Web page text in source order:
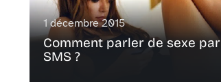
1 décembre 2015
Comment parler de sexe par
SMS ?